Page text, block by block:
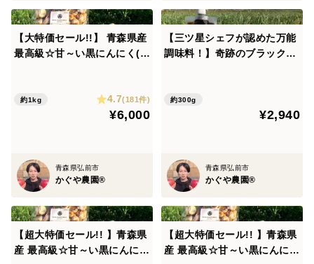
・１袋、３袋
※追跡ありのポスト投函になります。
※全国どこでもOKです！！
・４袋〜７袋：６０サイズ
※佐川急便 飛脚宅配便になります。
――――――――――――――――――――――――
農薬一切不使用！
かぐや農園は、にんにく生産量日本一の青森県で農薬を
一切使用せず、最新の特許農法で最高級品種ホワイト６
【大特価セール!!】 青森県産
最高級☆甘～い黒にんにく(バ
約1kg 4.7(181件)
¥6,000
青森県弘前市
かぐや農園®
【三ツ星シェフが認めた万能
調味料！】奇跡のブラックフ
んにく【メール便】
約300g
¥2,940
青森県弘前市
かぐや農園®
【超大特価セール!! 】青森県
産 最高級☆甘～い黒にんにく
【超大特価セール!! 】青森県
産 最高級☆甘～い黒にんにく